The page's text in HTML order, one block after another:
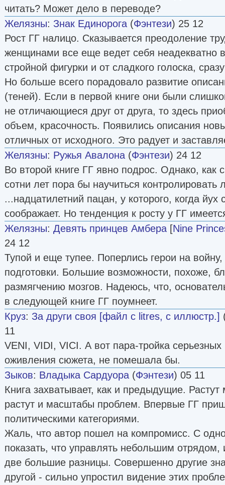
читать? Может дело в переводе?
Желязны: Знак Единорога (Фэнтези) 25 12
Рост ГГ налицо. Сказывается преодоление
женщинами все еще ведет себя неадекватно
стройной фигурки и от сладкого голоска,
Но больше всего порадовало развитие
(теней). Если в первой книге они были
не отличающиеся друг от друга, то здесь
объем, красочность. Появились описания
отличных от исходного. Это радует и
Желязны: Ружья Авалона (Фэнтези) 24 12
Во второй книге ГГ явно подрос. Однако, как
сотни лет пора бы научиться контролировать
...надцатилетний пацан, у которого, когда йух
соображает. Но тенденция к росту у ГГ
Желязны: Девять принцев Амбера [Nine
24 12
Тупой и еще тупее. Поперлись герои на
подготовки. Большие возможности, похоже,
размягчению мозгов. Надеюсь, что,
в следующей книге ГГ поумнеет.
Круз: За други своя [файл с litres, с иллюстр.]
11
VENI, VIDI, VICI. А вот пара-тройка
оживления сюжета, не помешала бы.
Зыков: Владыка Сардуора (Фэнтези) 05 11
Книга захватывает, как и предыдущие.
растут и масштабы проблем. Впервые ГГ
политическими категориями.
Жаль, что автор пошел на компромисс. С
показать, что управлять небольшим отрядом,
две большие разницы. Совершенно другие
другой - сильно упростил видение этих